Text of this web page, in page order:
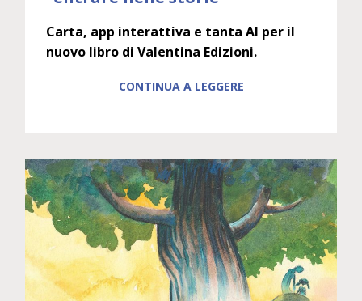
Carta, app interattiva e tanta AI per il
nuovo libro di Valentina Edizioni.
CONTINUA A LEGGERE